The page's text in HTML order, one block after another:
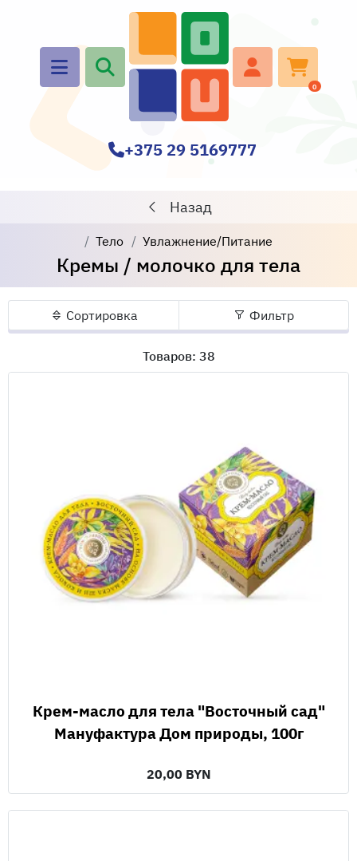
0
+375 29 5169777
Назад
Тело Увлажнение/Питание
Кремы / молочко для тела
Сортировка Фильтр
Товаров: 38
Крем-масло для тела "Восточный сад"
Мануфактура Дом природы, 100г
20,00 BYN